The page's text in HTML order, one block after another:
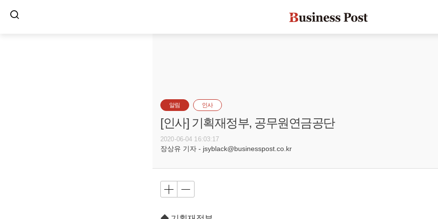
알림 인사
[인사] 기획재정부, 공무원연금공단
2020-06-04 16:03:17
장상유 기자 - jsyblack@businesspost.co.kr